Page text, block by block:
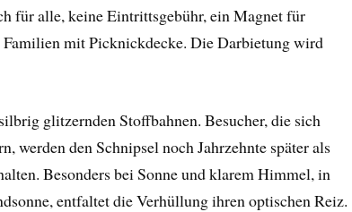
für alle, keine Eintrittsgebühr, ein Magnet für
mit Picknickdecke. Die Darbietung wird
glitzernden Stoffbahnen. Besucher, die sich
werden den Schnipsel noch Jahrzehnte später als
Besonders bei Sonne und klarem Himmel, in
entfaltet die Verhüllung ihren optischen Reiz.